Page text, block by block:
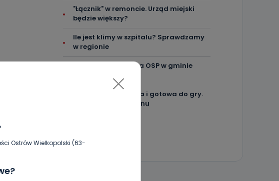
Ostrów Wielkopolski (63-
"Łącznik" w remoncie. Urząd miejski
będzie większy?
Ile jest klimy w szpitalu? Sprawdzamy
w regionie
Więcej pieniędzy dla OSP w gminie
Centra wzmocniona i gotowa do gry.
Chce lepszego seoznu